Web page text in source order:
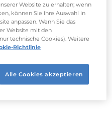
Website zu erhalten; wenn
können Sie Ihre Auswahl in
anpassen. Wenn Sie das
Website mit den
technische Cookies). Weitere
Richtlinie
Alle Cookies akzeptieren